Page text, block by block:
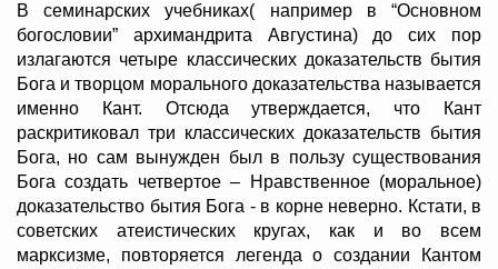
В семинарских учебниках( например в “Основном
богословии” архимандрита Августина) до сих пор
излагаются четыре классических доказательств бытия
Бога и творцом морального доказательства называется
именно Кант. Отсюда утверждается, что Кант
раскритиковал три классических доказательств бытия
Бога, но сам вынужден был в пользу существования
Бога создать четвертое – Нравственное (моральное)
доказательство бытия Бога - в корне неверно. Кстати, в
советских атеистических кругах, как и во всем
марксизме, повторяется легенда о создании Кантом